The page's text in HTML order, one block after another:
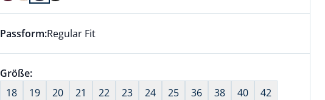
Dieser Artikel hat die Passform Regular Fit. für Informationen zu
Passform:Regular Fit
Größenauswahl:
Größe:nichts ausgewählt
18
19 20 21 22 23 24 25 36 38 40
42